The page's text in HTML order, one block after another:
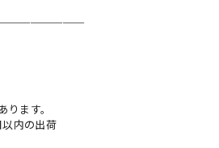
ります。
内の出荷